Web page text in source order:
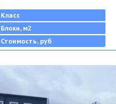
Класс
Блоки, м2
Стоимость, руб